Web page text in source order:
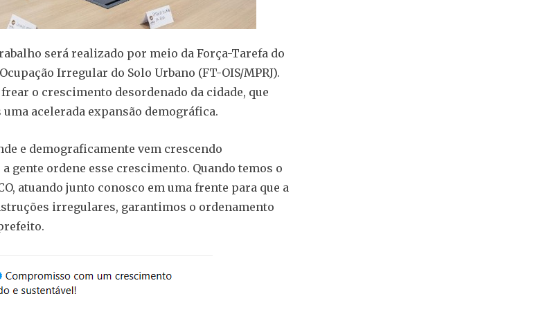
será realizado por meio da Força-Tarefa do
Irregular do Solo Urbano (FT-OIS/MPRJ).
o crescimento desordenado da cidade, que
acelerada expansão demográfica.
e demograficamente vem crescendo
gente ordene esse crescimento. Quando temos o
atuando junto conosco em uma frente para que a
irregulares, garantimos o ordenamento